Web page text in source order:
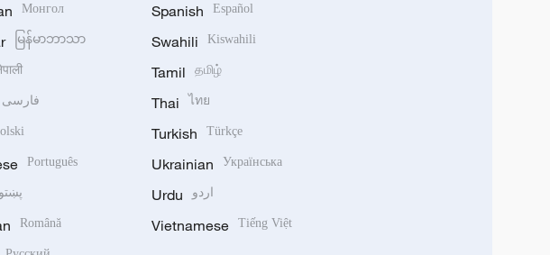
Монгол
မြန်မာဘာသာ
فارسی
Português
پښتو
Română
Spanish Español
Swahili Kiswahili
Tamil தமிழ்
Thai ไทย
Turkish Türkçe
Ukrainian Українська
Urdu اردو
Vietnamese Tiếng Việt